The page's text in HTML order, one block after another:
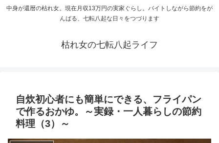
中身が還暦の枯れ女。現在月収13万円の実家ぐらし。バイトしながら節約をが
んばる、七転八起な日々をつづります
枯れ女の七転八起ライフ
自炊初心者にも簡単にできる、フライパン
で作るおかゆ。～実録・一人暮らしの節約
料理（3）～